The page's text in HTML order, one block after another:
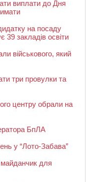
виплати до Дня
на посаду
39 закладів освіти
військового, який
три провулки та
центру обрали на
БпЛА
у “Лото-Забава”
для